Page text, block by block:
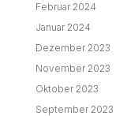
Februar 2024
Januar 2024
Dezember 2023
November 2023
Oktober 2023
September 2023